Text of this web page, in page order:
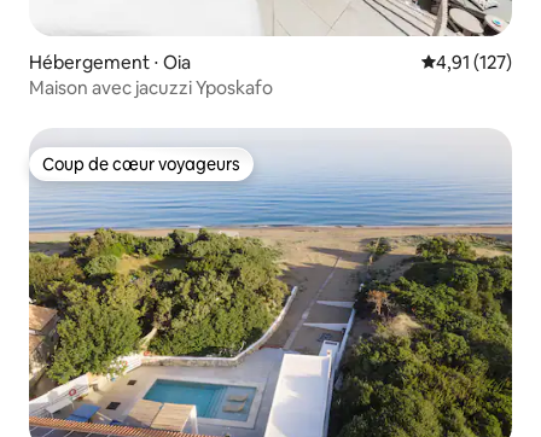
Hébergement ⋅ Oia Évaluation
4,91 (127)
Maison avec jacuzzi Yposkafo
Coup de cœur voyageurs
Coup de cœur voyageurs